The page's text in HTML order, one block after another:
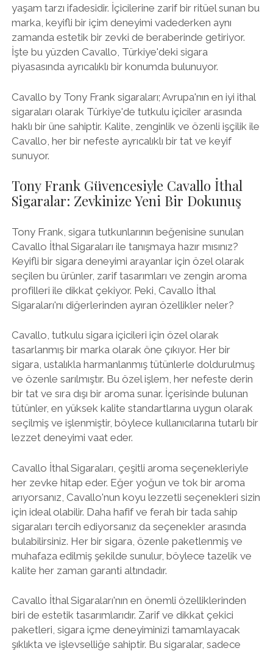
yaşam tarzı ifadesidir. İçicilerine zarif bir ritüel sunan bu
marka, keyifli bir içim deneyimi vadederken aynı
zamanda estetik bir zevki de beraberinde getiriyor.
İşte bu yüzden Cavallo, Türkiye'deki sigara
piyasasında ayrıcalıklı bir konumda bulunuyor.
Cavallo by Tony Frank sigaraları; Avrupa'nın en iyi ithal
sigaraları olarak Türkiye'de tutkulu içiciler arasında
haklı bir üne sahiptir. Kalite, zenginlik ve özenli işçilik ile
Cavallo, her bir nefeste ayrıcalıklı bir tat ve keyif
sunuyor.
Tony Frank Güvencesiyle Cavallo İthal
Sigaralar: Zevkinize Yeni Bir Dokunuş
Tony Frank, sigara tutkunlarının beğenisine sunulan
Cavallo İthal Sigaraları ile tanışmaya hazır mısınız?
Keyifli bir sigara deneyimi arayanlar için özel olarak
seçilen bu ürünler, zarif tasarımları ve zengin aroma
profilleri ile dikkat çekiyor. Peki, Cavallo İthal
Sigaraları'nı diğerlerinden ayıran özellikler neler?
Cavallo, tutkulu sigara içicileri için özel olarak
tasarlanmış bir marka olarak öne çıkıyor. Her bir
sigara, ustalıkla harmanlanmış tütünlerle doldurulmuş
ve özenle sarılmıştır. Bu özel işlem, her nefeste derin
bir tat ve sıra dışı bir aroma sunar. İçerisinde bulunan
tütünler, en yüksek kalite standartlarına uygun olarak
seçilmiş ve işlenmiştir, böylece kullanıcılarına tutarlı bir
lezzet deneyimi vaat eder.
Cavallo İthal Sigaraları, çeşitli aroma seçenekleriyle
her zevke hitap eder. Eğer yoğun ve tok bir aroma
arıyorsanız, Cavallo'nun koyu lezzetli seçenekleri sizin
için ideal olabilir. Daha hafif ve ferah bir tada sahip
sigaraları tercih ediyorsanız da seçenekler arasında
bulabilirsiniz. Her bir sigara, özenle paketlenmiş ve
muhafaza edilmiş şekilde sunulur, böylece tazelik ve
kalite her zaman garanti altındadır.
Cavallo İthal Sigaraları'nın en önemli özelliklerinden
biri de estetik tasarımlarıdır. Zarif ve dikkat çekici
paketleri, sigara içme deneyiminizi tamamlayacak
şıklıkta ve işlevselliğe sahiptir. Bu sigaralar, sadece